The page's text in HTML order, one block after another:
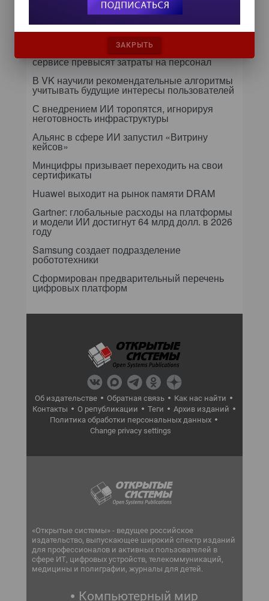
языковых моделей
Казус Rapidus: оплошность президента или
стратегический A/B-тест?
К 2030 году расходы на ИИ в клиентском
сервисе превысят затраты на персонал
В VK научили рекомендательные алгоритмы
учитывать будущие интересы пользователей
С внедрением ИИ торопятся, игнорируя
неготовность инфраструктуры
Альянс в сфере ИИ запустил «Витрину
кейсов»
Минцифры призывает переходить на свои
сертификаты
Huawei выходит на рынок памяти DRAM
Gartner: глобальные расходы на платформы
и модели ИИ достигнут 64 млрд долл. в 2026
году
Samsung создает подразделение
робототехники
Сформирован предварительный перечень
цифровых платформ
Об издательстве Обратная связь
Как нас найти
Контакты
О републикации Теги
Архив изданий
Политика обработки персональных данных
Change privacy settings
«Открытые системы» - ведущее российское
издательство, выпускающее широкий спектр изданий
для профессионалов и активных пользователей в
сфере ИТ, цифровых устройств, телекоммуникаций,
медицины и полиграфии, журналы для детей.
Компьютерный мир
ЗАКРЫТЬ